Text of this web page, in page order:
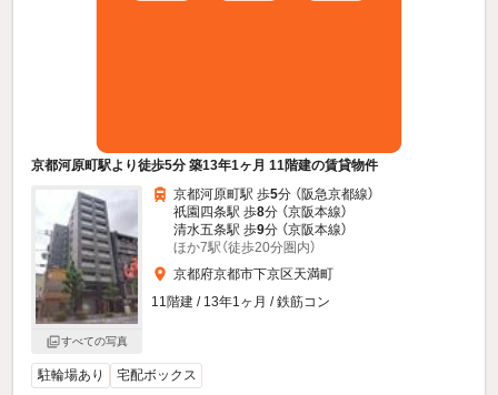
京都河原町駅より徒歩5分 築13年1ヶ月 11階建の賃貸物件
すべての写真
京都河原町駅 歩5分 （阪急京都線）
祇園四条駅 歩8分 （京阪本線）
清水五条駅 歩9分 （京阪本線）
ほか7駅（徒歩20分圏内）
京都府京都市下京区天満町
11階建 / 13年1ヶ月 / 鉄筋コン
駐輪場あり 宅配ボックス